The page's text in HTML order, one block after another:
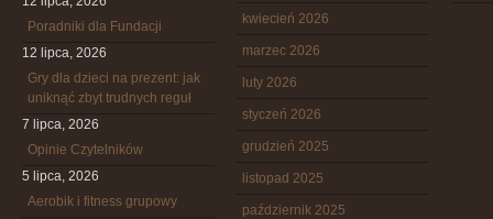
Poradniki dla Fundacji
12 lipca, 2026
Gry dla dzieci na prezent: jak
uniknąć zbyt trudnych reguł
7 lipca, 2026
Opinie Czytelników
5 lipca, 2026
Aerobik i fitness grupowy
kwiecień 2026
marzec 2026
luty 2026
styczeń 2026
grudzień 2025
listopad 2025
październik 2025